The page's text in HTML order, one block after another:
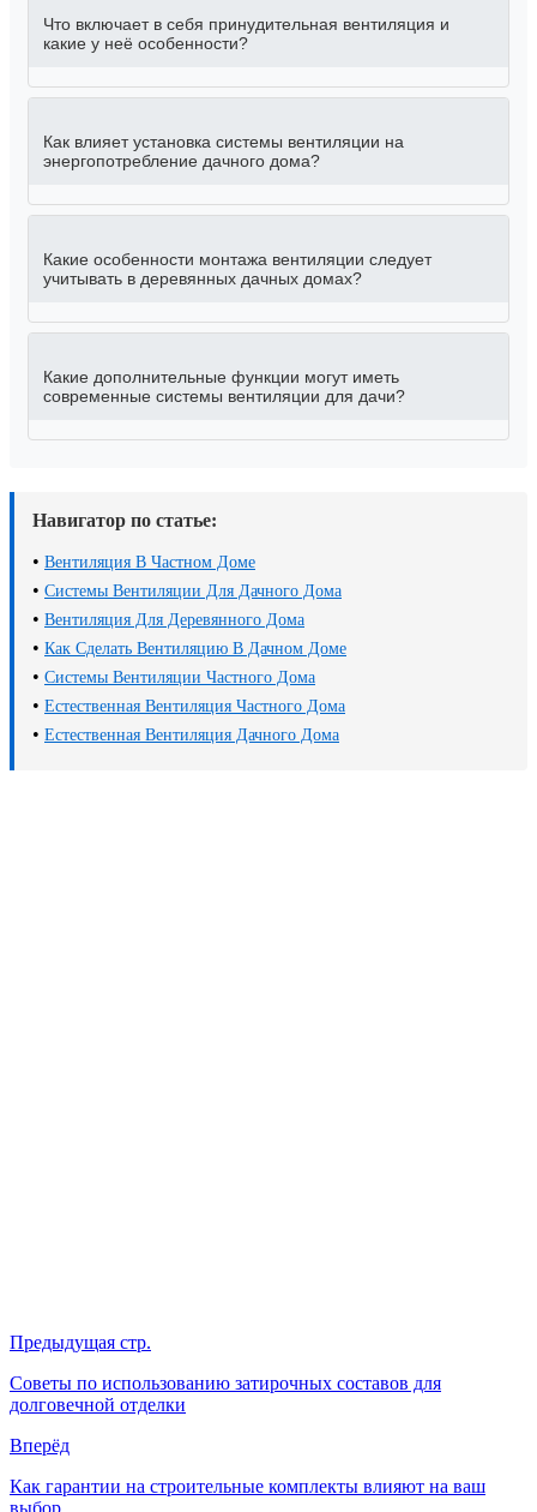
Что включает в себя принудительная вентиляция и
какие у неё особенности?
Как влияет установка системы вентиляции на
энергопотребление дачного дома?
Какие особенности монтажа вентиляции следует
учитывать в деревянных дачных домах?
Какие дополнительные функции могут иметь
современные системы вентиляции для дачи?
Навигатор по статье:
• Вентиляция В Частном Доме
• Системы Вентиляции Для Дачного Дома
• Вентиляция Для Деревянного Дома
• Как Сделать Вентиляцию В Дачном Доме
• Системы Вентиляции Частного Дома
• Естественная Вентиляция Частного Дома
• Естественная Вентиляция Дачного Дома
Предыдущая стр.
Советы по использованию затирочных составов для
долговечной отделки
Вперёд
Как гарантии на строительные комплекты влияют на ваш